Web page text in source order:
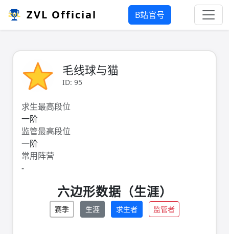
ZVL Official B站官号
毛线球与猫
ID: 95
求生最高段位
一阶
监管最高段位
一阶
常用阵营
-
六边形数据（生涯）
赛季 生涯 求生者 监管者